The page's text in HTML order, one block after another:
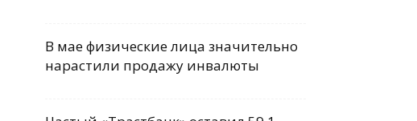
В мае физические лица значительно
нарастили продажу инвалюты